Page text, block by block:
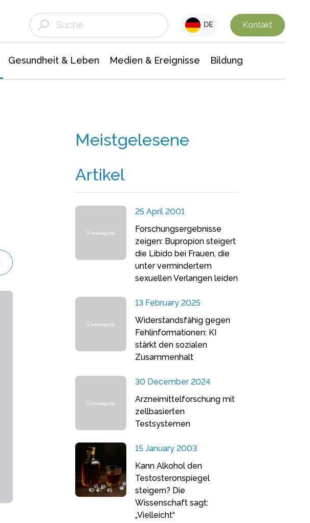
DE Kontakt
Gesundheit & Leben Medien & Ereignisse Bildung
Meistgelesene
Artikel
25 April 2001
Forschungsergebnisse
zeigen: Bupropion steigert
die Libido bei Frauen, die
unter vermindertem
sexuellen Verlangen leiden
13 February 2025
Widerstandsfähig gegen
Fehlinformationen: KI
stärkt den sozialen
Zusammenhalt
30 December 2024
Arzneimittelforschung mit
zellbasierten
Testsystemen
15 January 2003
Kann Alkohol den
Testosteronspiegel
steigern? Die
Wissenschaft sagt:
„Vielleicht“